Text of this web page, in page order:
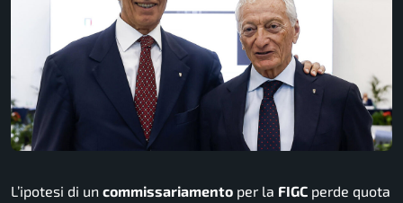
L’ipotesi di un commissariamento per la FIGC perde quota